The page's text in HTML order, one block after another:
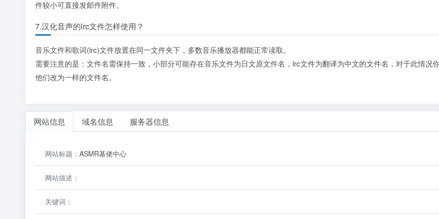
件较小可直接发邮件附件。
7.汉化音声的lrc文件怎样使用？
音乐文件和歌词(lrc)文件放置在同一文件夹下，多数音乐播放器都能正常读取。
需要注意的是：文件名需保持一致，小部分可能存在音乐文件为日文原文件名，lrc文件为翻译为中文的文件名，对于此情况
他们改为一样的文件名。
网站信息 域名信息 服务器信息
网站标题： ASMR基佬中心
网站描述：
关键词：